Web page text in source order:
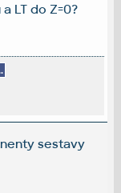
LT do Z=0?
sestavy